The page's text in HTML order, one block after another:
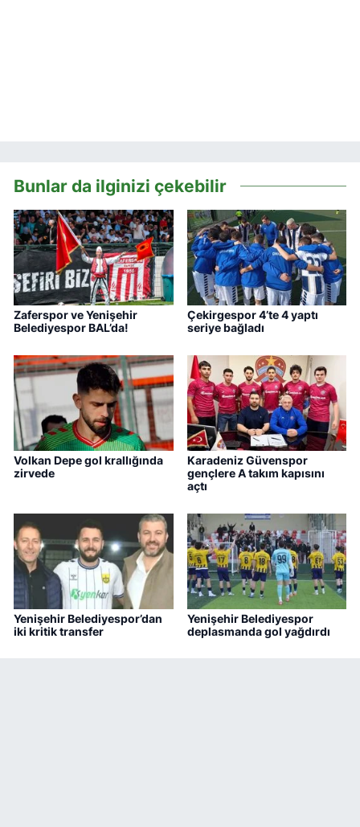
Bunlar da ilginizi çekebilir
Zaferspor ve Yenişehir
Belediyespor BAL’da!
Çekirgespor 4’te 4 yaptı
seriye bağladı
Volkan Depe gol krallığında
zirvede
Karadeniz Güvenspor
gençlere A takım kapısını
açtı
Yenişehir Belediyespor’dan
iki kritik transfer
Yenişehir Belediyespor
deplasmanda gol yağdırdı